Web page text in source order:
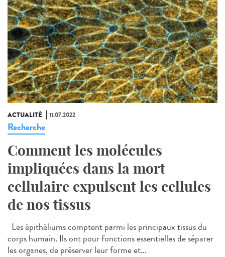
ACTUALITÉ 11.07.2022
Recherche
Comment les molécules
impliquées dans la mort
cellulaire expulsent les cellules
de nos tissus
Les épithéliums comptent parmi les principaux tissus du
corps humain. Ils ont pour fonctions essentielles de séparer
les organes, de préserver leur forme et...